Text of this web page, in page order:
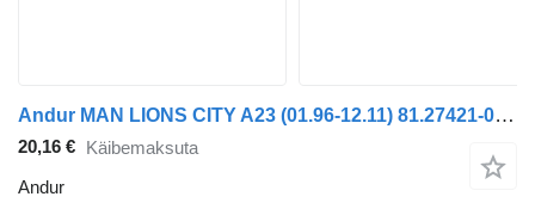
Andur MAN LIONS CITY A23 (01.96-12.11) 81.27421-0230 tüübi jaoks bussi MAN Lion's bus (1991-)
20,16 € Käibemaksuta
Andur